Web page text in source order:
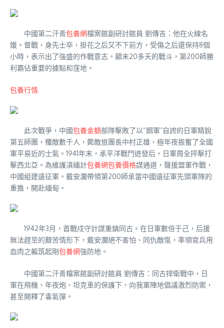
中國第二汗青包養網檔案館副研討館員 劉傳吉：他在火線名
媛。督戰，身先士卒，掛花之后又不下前方，受傷之后還保持8個
小時，表示出了強盛的作戰意志。顛末20多天的戰斗，第200師勝
利霸佔重要的據點和窪地。
包養行情
此次戰爭，中國包養金額部隊擊敗了以“鋼軍”自誇的日軍精銳
第五師團，殲敵數千人，斃敵旅團長中村正雄，極年夜振奮了全國
軍平易近的士氣。1941年末，承平洋戰鬥迸發后，日軍周全抨擊打
擊西北亞。為維護滇緬計包養網包養價格謀通道，聲援盟軍作戰，
中國組建遠征軍。戴安瀾帶領第200師承當中國遠征軍先頭軍隊的
重擔，開赴緬甸。
1942年3月，首戰戍守計謀重鎮同古。在日軍數倍于己，后援
無法趕至的艱苦情形下，戴安瀾絕不害怕、同仇敵愾，率領官兵用
血肉之軀筑起剛包養網強防地。
中國第二汗青檔案館副研討館員 劉傳吉：同古捍衛戰中，日
軍在飛機、年夜炮、坦克車的保護下，向我軍陣地倡議激烈防禦，
甚至開釋了毒氣彈。